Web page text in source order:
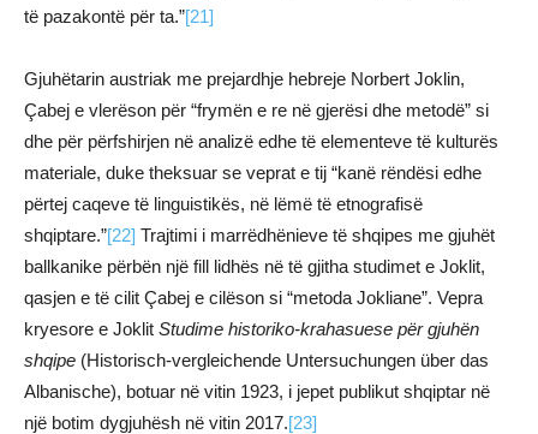
të pazakontë për ta.”[21]
Gjuhëtarin austriak me prejardhje hebreje Norbert Joklin,
Çabej e vlerëson për “frymën e re në gjerësi dhe metodë” si
dhe për përfshirjen në analizë edhe të elementeve të kulturës
materiale, duke theksuar se veprat e tij “kanë rëndësi edhe
përtej caqeve të linguistikës, në lëmë të etnografisë
shqiptare.”[22] Trajtimi i marrëdhënieve të shqipes me gjuhët
ballkanike përbën një fill lidhës në të gjitha studimet e Joklit,
qasjen e të cilit Çabej e cilëson si “metoda Jokliane”. Vepra
kryesore e Joklit Studime historiko-krahasuese për gjuhën
shqipe (Historisch-vergleichende Untersuchungen über das
Albanische), botuar në vitin 1923, i jepet publikut shqiptar në
një botim dygjuhësh në vitin 2017.[23]